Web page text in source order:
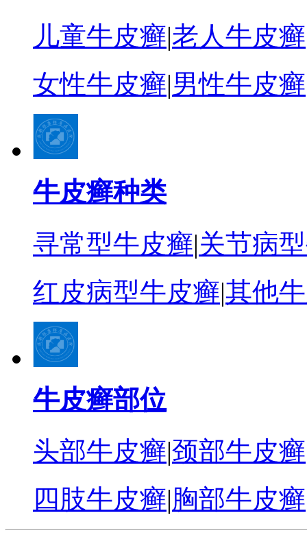
儿童牛皮癣|老人牛皮癣
女性牛皮癣|男性牛皮癣
牛皮癣种类
寻常型牛皮癣|关节病
红皮病型牛皮癣|其他
牛皮癣部位
头部牛皮癣|颈部牛皮癣
四肢牛皮癣|胸部牛皮癣